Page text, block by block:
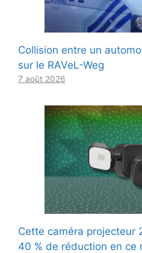
Collision entre un
sur le RAVeL-Weg
7 août 2026
Cette caméra projecteur
40 % de réduction en ce